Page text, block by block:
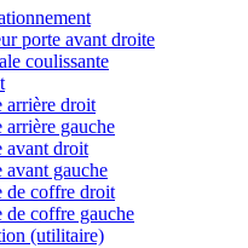
porte avant droite
coulissante
arrière droit
arrière gauche
avant droit
avant gauche
de coffre droit
de coffre gauche
(utilitaire)